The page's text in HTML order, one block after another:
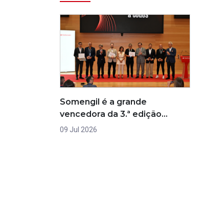
Somengil é a grande
vencedora da 3.ª edição…
09 Jul 2026